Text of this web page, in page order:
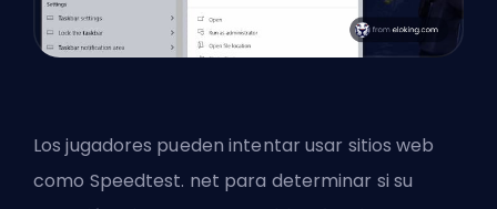
Los jugadores pueden intentar usar sitios web
como Speedtest. net para determinar si su